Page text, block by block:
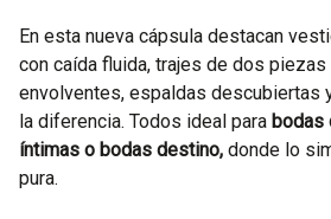
En esta nueva cápsula destacan
con caída fluida, trajes de dos
envolventes, espaldas descubiertas
la diferencia. Todos ideal para bodas
íntimas o bodas destino, donde lo
pura.